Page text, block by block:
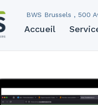
BWS Brussels , 500
Accueil
clients
d'un site
nous